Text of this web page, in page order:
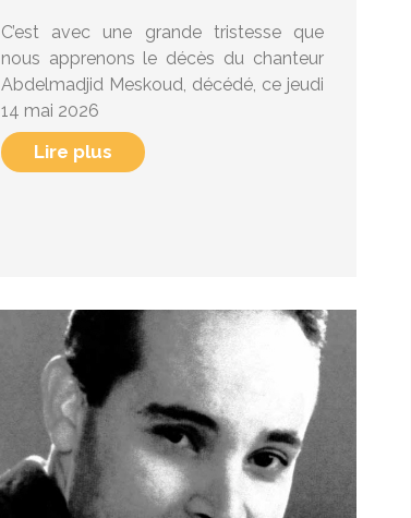
C’est avec une grande tristesse que
nous apprenons le décès du chanteur
Abdelmadjid Meskoud, décédé, ce jeudi
14 mai 2026
Lire plus